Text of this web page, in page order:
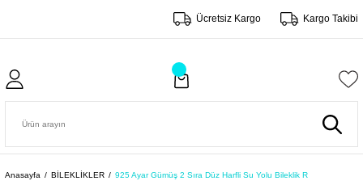
Ücretsiz Kargo Kargo Takibi
Anasayfa BİLEKLİKLER 925 Ayar Gümüş 2 Sıra Düz Harfli Su Yolu Bileklik R